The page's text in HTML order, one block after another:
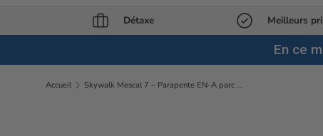
Détaxe Meilleurs
En ce
Accueil Skywalk Mescal 7 – Parapente EN-A parc école – Taille 85+ – Sweet Tangerine – PTV 60–85 kg